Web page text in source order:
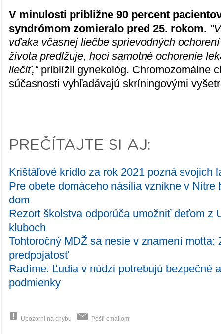
V minulosti približne 90 percent
syndrómom zomieralo pred 25. rokom.
vďaka včasnej liečbe sprievodných
života predlžuje, hoci samotné ochorenie
liečiť,“ priblížil gynekológ. Chromozomálne
súčasnosti vyhľadávajú skríningovými
PREČÍTAJTE SI AJ:
Krištáľové krídlo za rok 2021 pozná svojich
Pre obete domáceho násilia vznikne v Nitre
dom
Rezort školstva odporúča umožniť deťom z
kluboch
Tohtoročný MDŽ sa nesie v znamení motta:
predpojatosť
Radíme: Ľudia v núdzi potrebujú bezpečné
podmienky
Upozorni na chybu Pošli emailom